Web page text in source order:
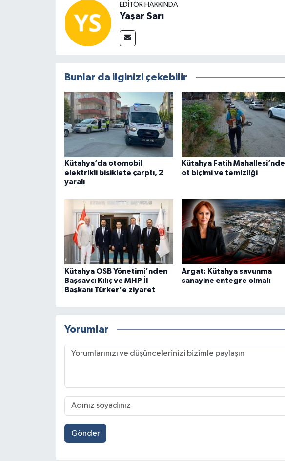
EDITÖR HAKKINDA
Yaşar Sarı
Bunlar da ilginizi çekebilir
Kütahya’da otomobil
elektrikli bisiklete çarptı, 2
yaralı
Kütahya Fatih Mahallesi’nde
ot biçimi ve temizliği
Kütahya OSB Yönetimi'nden
Başsavcı Kılıç ve MHP İl
Başkanı Türker'e ziyaret
Argat: Kütahya savunma
sanayine entegre olmalı
Yorumlar
Gönder
Yemek Tarifleri